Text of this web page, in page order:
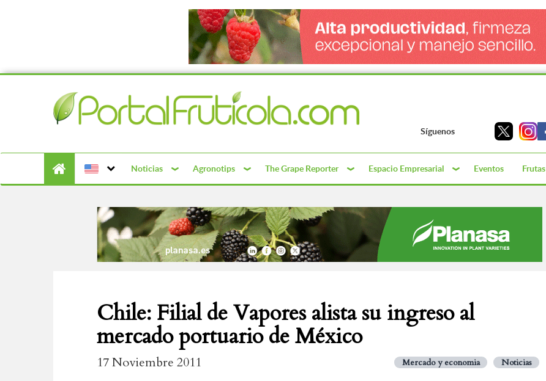
Síguenos
Noticias Agronotips The Grape Reporter Espacio Empresarial Eventos Frutas
Chile: Filial de Vapores alista su ingreso al
mercado portuario de México
17 Noviembre 2011 Mercado y economia Noticias